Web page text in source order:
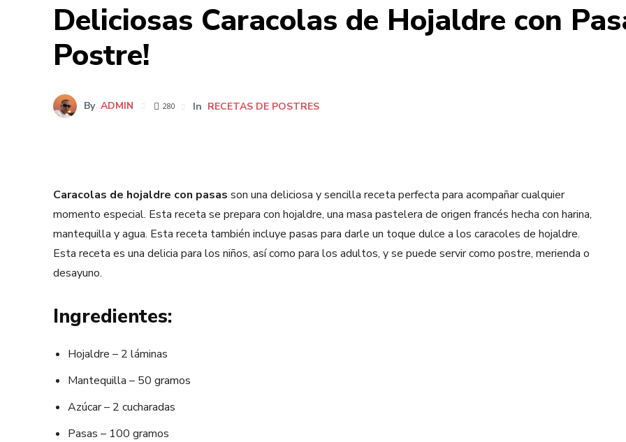
Deliciosas Caracolas de Hojaldre con
Postre!
By ADMIN 280 In RECETAS DE POSTRES
Caracolas de hojaldre con pasas son una deliciosa y sencilla receta perfecta para acompañar cualquier
momento especial. Esta receta se prepara con hojaldre, una masa pastelera de origen francés hecha con harina,
mantequilla y agua. Esta receta también incluye pasas para darle un toque dulce a los caracoles de hojaldre.
Esta receta es una delicia para los niños, así como para los adultos, y se puede servir como postre, merienda o
desayuno.
Ingredientes:
Hojaldre – 2 láminas
Mantequilla – 50 gramos
Azúcar – 2 cucharadas
Pasas – 100 gramos